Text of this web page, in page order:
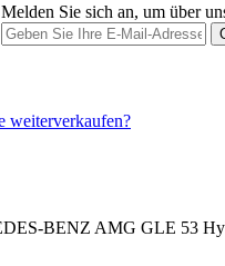
Melden Sie sich an, um über